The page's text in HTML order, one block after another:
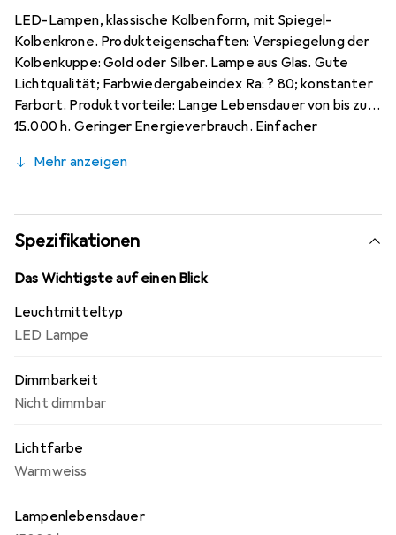
LED-Lampen, klassische Kolbenform, mit Spiegel-
Kolbenkrone. Produkteigenschaften: Verspiegelung der
Kolbenkuppe: Gold oder Silber. Lampe aus Glas. Gute
Lichtqualität; Farbwiedergabeindex Ra: ? 80; konstanter
Farbort. Produktvorteile: Lange Lebensdauer von bis zu
15.000 h. Geringer Energieverbrauch. Einfacher
Licht, keine Aufwärmzeit. Lampen mit innovativer LED-
dekorative Einbauten. Spiegelbeleuchtung.
Anwendungen im Haushalt. Allgemeinbeleuchtung.
Einsatz im Außenbereich nur in Außenleuchten
(mindestens IP65).
Mehr anzeigen
Spezifikationen
Das Wichtigste auf einen Blick
Leuchtmitteltyp
LED Lampe
Dimmbarkeit
Nicht dimmbar
Lichtfarbe
Warmweiss
Lampenlebensdauer